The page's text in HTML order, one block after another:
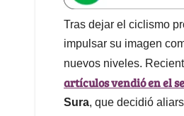
s
A
p
p
b
o
o
k
e
d
I
n
l
Tras dejar el ciclismo
impulsar su imagen
nuevos niveles.
artículos vendió en el
Sura, que decidió